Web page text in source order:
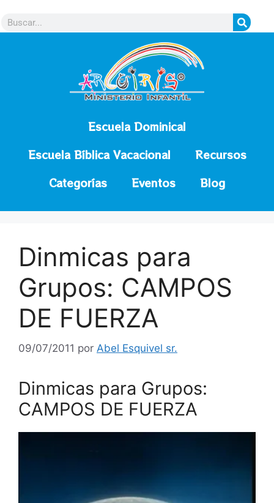
Escuela Dominical
Escuela Bíblica Vacacional
Recursos
Categorías
Eventos Blog
Dinmicas para
Grupos: CAMPOS
DE FUERZA
09/07/2011 por Abel Esquivel sr.
Dinmicas para Grupos:
CAMPOS DE FUERZA